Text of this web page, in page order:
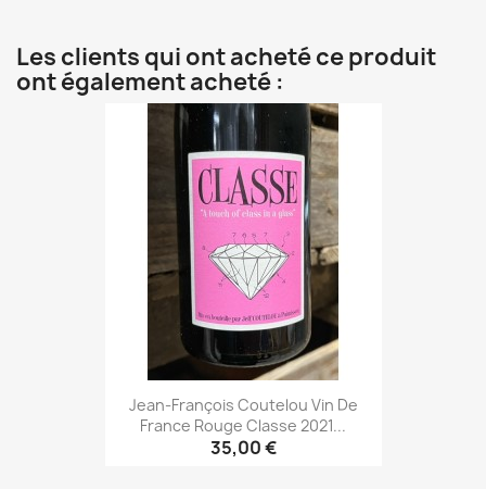
Les clients qui ont acheté ce produit
ont également acheté :
Jean-François Coutelou Vin De
France Rouge Classe 2021...
35,00 €